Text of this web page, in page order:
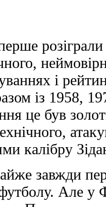
і
із 1958,
це був
калібру
завжди
Але у